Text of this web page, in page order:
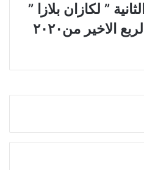
” لكازان بلازا ”
الاخير من٢٠٢٠